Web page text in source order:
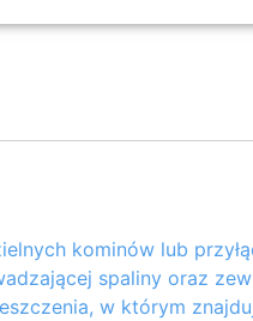
kominów lub
spaliny oraz
w którym